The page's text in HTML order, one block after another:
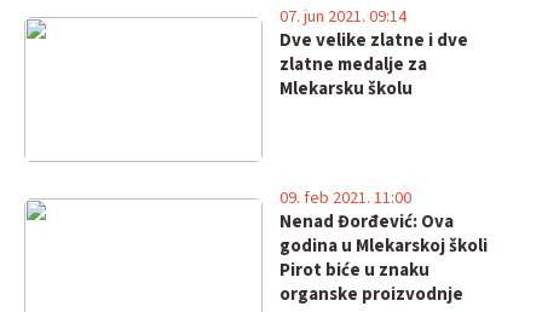
Dve velike zlatne i dve
zlatne medalje za
Mlekarsku školu
07. jun 2021. 09:14
Nenad Đorđević: Ova
godina u Mlekarskoj školi
Pirot biće u znaku
organske proizvodnje
09. feb 2021. 11:00